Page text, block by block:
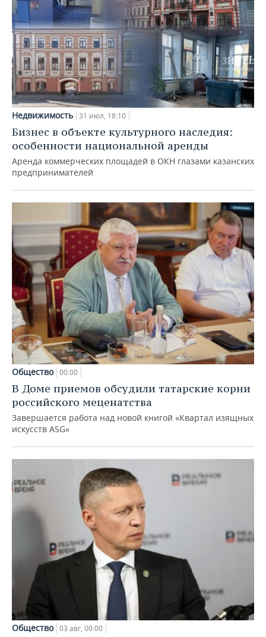
Недвижимость 31 июл, 18:10
Бизнес в объекте культурного наследия:
особенности национальной аренды
Аренда коммерческих площадей в ОКН глазами казанских
предпринимателей
Общество 00:00
В Доме приемов обсудили татарские корни
российского меценатства
Завершается работа над новой книгой «Квартал изящных
искусств ASG»
Общество 03 авг, 00:00